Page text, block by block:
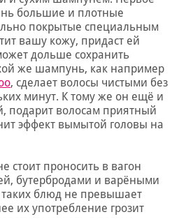
большие и плотные
покрытые специальным
вашу кожу, придаст ей
дольше сохранить
же шампунь, как например
, сделает волосы чистыми без
минут. К тому же он ещё и
подарит волосам приятный
эффект вымытой головы на
стоит проносить в вагон
бутербродами и варёными
блюд не превышает
их употребление грозит